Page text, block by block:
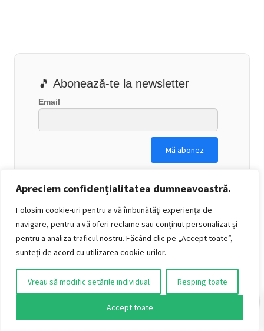
Apreciem confidențialitatea dumneavoastră.
Folosim cookie-uri pentru a vă îmbunătăți experiența de
navigare, pentru a vă oferi reclame sau conținut personalizat și
pentru a analiza traficul nostru. Făcând clic pe „Accept toate”,
sunteți de acord cu utilizarea cookie-urilor.
Vreau să modific setările individual Resping toate
Accept toate
🎵 Abonează-te la newsletter
Email
0